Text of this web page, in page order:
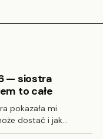
— siostra
to całe
pokazała mi
dostać i jak…